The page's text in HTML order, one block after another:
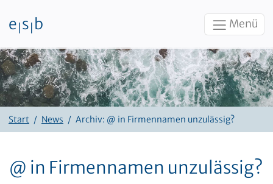
Zum Inhalt
e s b Menü
Start News Archiv: @ in Firmennamen unzulässig?
@ in Firmennamen unzulässig?